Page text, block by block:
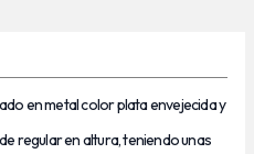
en metal color plata envejecida y
regular en altura, teniendo unas